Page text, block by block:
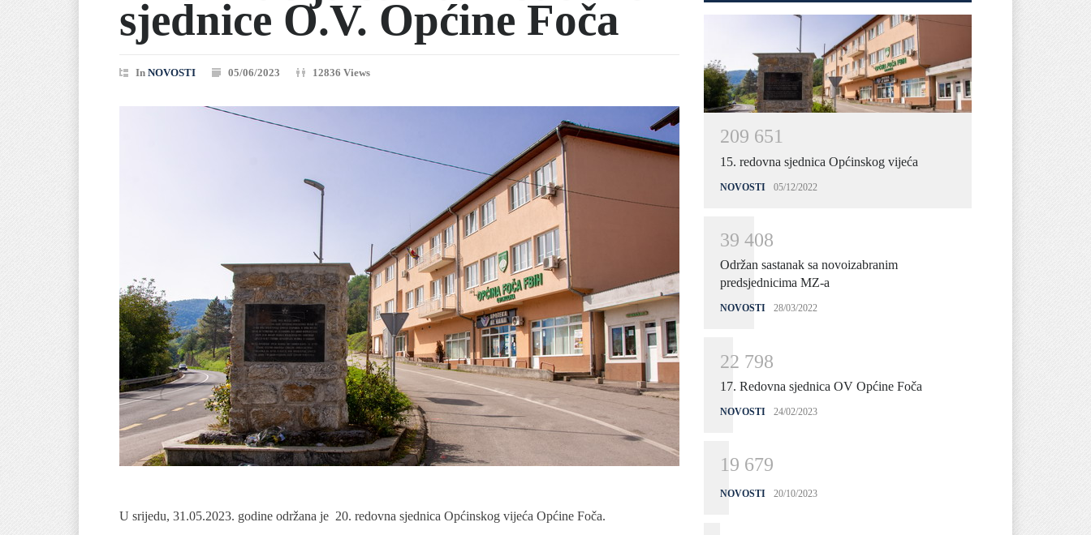
sjednice O.V. Općine Foča
In NOVOSTI 05/06/2023 12836 Views
U srijedu, 31.05.2023. godine održana je 20. redovna sjednica Općinskog vijeća Općine Foča.
209 651
15. redovna sjednica Općinskog vijeća
NOVOSTI 05/12/2022
39 408
Održan sastanak sa novoizabranim
predsjednicima MZ-a
NOVOSTI 28/03/2022
22 798
17. Redovna sjednica OV Općine Foča
NOVOSTI 24/02/2023
19 679
NOVOSTI 20/10/2023